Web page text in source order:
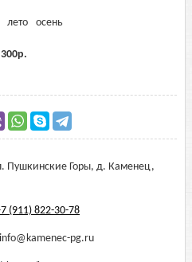
лето осень
р.
Пушкинские Горы, д. Каменец,
(911) 822-30-78
info@kamenec-pg.ru